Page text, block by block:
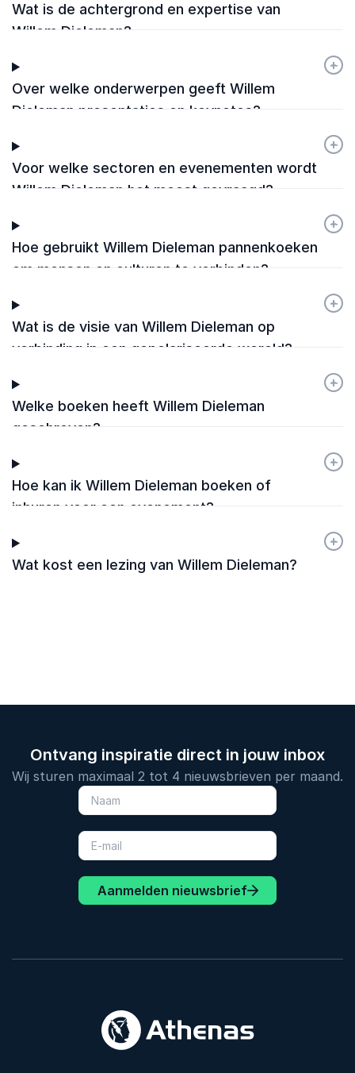
Wat is de achtergrond en expertise van
Willem Dieleman?
Over welke onderwerpen geeft Willem
Dieleman presentaties en keynotes?
+
-
Voor welke sectoren en evenementen wordt
Willem Dieleman het meest gevraagd?
+
-
Hoe gebruikt Willem Dieleman pannenkoeken
om mensen en culturen te verbinden?
+
-
Wat is de visie van Willem Dieleman op
verbinding in een gepolariseerde wereld?
+
-
Welke boeken heeft Willem Dieleman
geschreven?
+
-
Hoe kan ik Willem Dieleman boeken of
inhuren voor een evenement?
+
-
Wat kost een lezing van Willem Dieleman?
+
-
Ontvang inspiratie direct in jouw inbox
Wij sturen maximaal 2 tot 4 nieuwsbrieven per maand.
Aanmelden nieuwsbrief